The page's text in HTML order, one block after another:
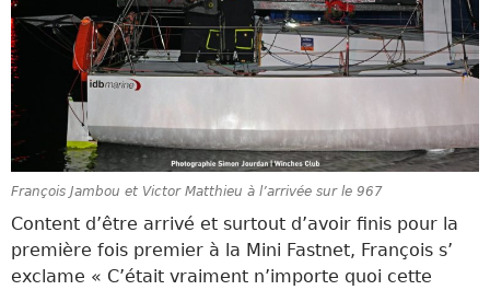
François Jambou et Victor Matthieu à l’arrivée sur le 967
Content d’être arrivé et surtout d’avoir finis pour la
première fois premier à la Mini Fastnet, François s’
exclame « C’était vraiment n’importe quoi cette